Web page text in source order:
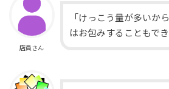
店員さん
「けっこう量が多いか
はお包みすることもでき